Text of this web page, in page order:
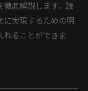
底解説します。読
に実現するための明
ることができま